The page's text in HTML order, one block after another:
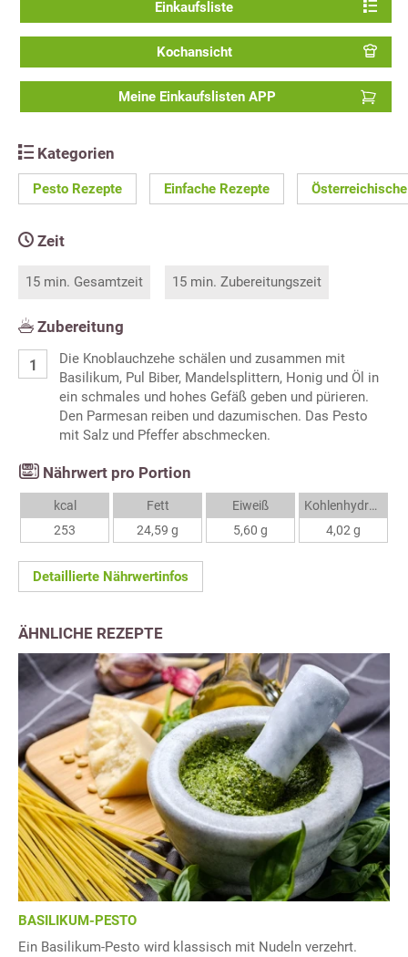
Einkaufsliste
Kochansicht
Meine Einkaufslisten APP
Kategorien
Pesto Rezepte Einfache Rezepte
Zeit
15 min. Gesamtzeit 15 min. Zubereitungszeit
Zubereitung
Die Knoblauchzehe schälen und zusammen mit
Basilikum, Pul Biber, Mandelsplittern, Honig und Öl in
ein schmales und hohes Gefäß geben und pürieren.
Den Parmesan reiben und dazumischen. Das Pesto
mit Salz und Pfeffer abschmecken.
Nährwert pro Portion
kcal
253
Fett
24,59 g
Eiweiß
5,60 g
Kohlenhydrate
4,02 g
Detaillierte Nährwertinfos
ÄHNLICHE REZEPTE
BASILIKUM-PESTO
Ein Basilikum-Pesto wird klassisch mit Nudeln verzehrt.